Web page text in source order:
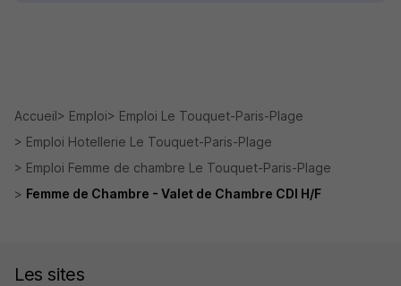
Accueil Emploi
Emploi Le Touquet-Paris-Plage
Emploi Hotellerie Le Touquet-Paris-Plage
Emploi Femme de chambre Le Touquet-Paris-Plage
Femme de Chambre - Valet de Chambre CDI H/F
Les sites